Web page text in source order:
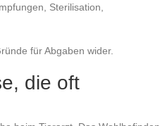
Sterilisation,
für Abgaben wider.
die oft